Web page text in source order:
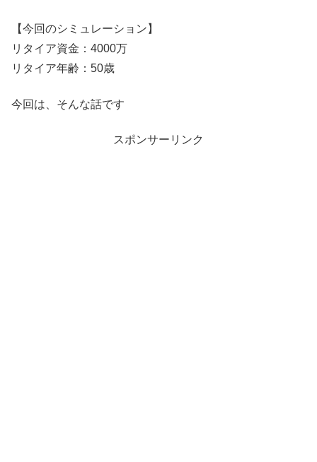
【今回のシミュレーション】
リタイア資金：4000万
リタイア年齢：50歳
今回は、そんな話です
スポンサーリンク